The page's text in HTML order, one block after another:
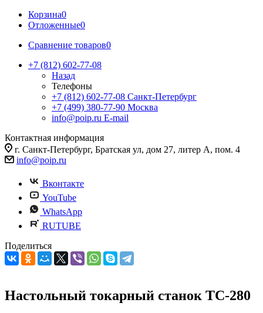
Корзина0
Отложенные0
Сравнение товаров0
+7 (812) 602-77-08
Назад
Телефоны
+7 (812) 602-77-08 Санкт-Петербург
+7 (499) 380-77-90 Москва
info@poip.ru E-mail
Контактная информация
г. Санкт-Петербург, Братская ул, дом 27, литер А, пом. 4
info@poip.ru
Вконтакте
YouTube
WhatsApp
RUTUBE
Поделиться
Настольный токарный станок ТС-280